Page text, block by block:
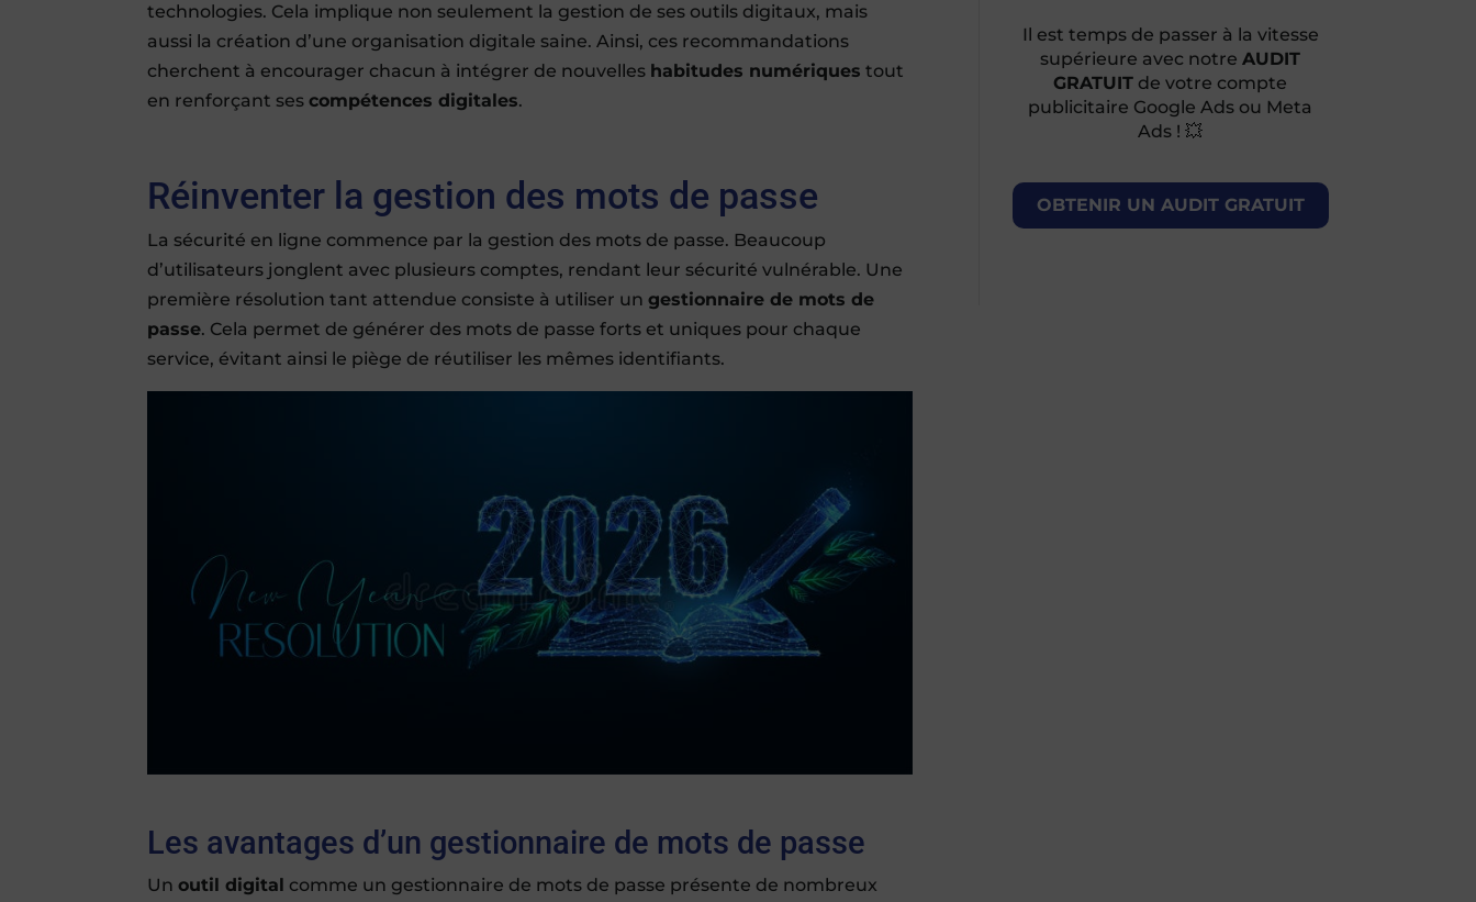
technologies. Cela implique non seulement la gestion de ses outils digitaux, mais
aussi la création d’une organisation digitale saine. Ainsi, ces recommandations
cherchent à encourager chacun à intégrer de nouvelles habitudes numériques tout
en renforçant sescompétences digitales.
Réinventer la gestion des mots de passe
La sécurité en ligne commence par la gestion des mots de passe. Beaucoup
d’utilisateurs jonglent avec plusieurs comptes, rendant leur sécurité vulnérable. Une
première résolution tant attendue consiste à utiliser ungestionnaire de mots de
passe. Cela permet de générer des mots de passe forts et uniques pour chaque
service, évitant ainsi le piège de réutiliser les mêmes identifiants.
Les avantages d’un gestionnaire de mots de passe
Unoutil digital comme un gestionnaire de mots de passe présente de nombreux
Il est temps de passer à la vitesse
supérieure avec notreAUDIT
GRATUIT de votre compte
publicitaire Google Ads ou Meta
Ads ! 💥
OBTENIR UN AUDIT GRATUIT